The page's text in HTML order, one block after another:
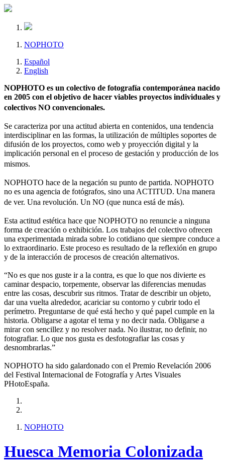
NOPHOTO
Español
English
NOPHOTO es un colectivo de fotografía contemporánea nacido
en 2005 con el objetivo de hacer viables proyectos individuales y
colectivos NO convencionales.
Se caracteriza por una actitud abierta en contenidos, una tendencia
interdisciplinar en las formas, la utilización de múltiples soportes de
difusión de los proyectos, como web y proyección digital y la
implicación personal en el proceso de gestación y producción de los
mismos.
NOPHOTO hace de la negación su punto de partida. NOPHOTO
no es una agencia de fotógrafos, sino una ACTITUD. Una manera
de ver. Una revolución. Un NO (que nunca está de más).
Esta actitud estética hace que NOPHOTO no renuncie a ninguna
forma de creación o exhibición. Los trabajos del colectivo ofrecen
una experimentada mirada sobre lo cotidiano que siempre conduce a
lo extraordinario. Este proceso es resultado de la reflexión en grupo
y de la interacción de procesos de creación alternativos.
“No es que nos guste ir a la contra, es que lo que nos divierte es
caminar despacio, torpemente, observar las diferencias menudas
entre las cosas, descubrir sus ritmos. Tratar de describir un objeto,
dar una vuelta alrededor, acariciar su contorno y cubrir todo el
perímetro. Preguntarse de qué está hecho y qué papel cumple en la
historia. Obligarse a agotar el tema y no decir nada. Obligarse a
mirar con sencillez y no resolver nada. No ilustrar, no definir, no
fotografiar. Lo que nos gusta es desfotografiar las cosas y
desnombrarlas.”
NOPHOTO ha sido galardonado con el Premio Revelación 2006
del Festival Internacional de Fotografía y Artes Visuales
PHotoEspaña.
NOPHOTO
Huesca Memoria Colonizada